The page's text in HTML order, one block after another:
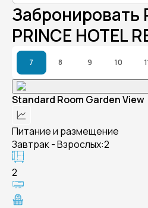
Забронировать
PRINCE HOTEL
7 8 9 10
Standard Room Garden View
Питание и размещение
Завтрак - Взрослых:2
2